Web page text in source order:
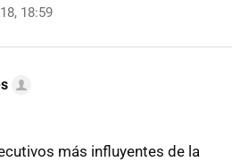
18:59
más influyentes de la